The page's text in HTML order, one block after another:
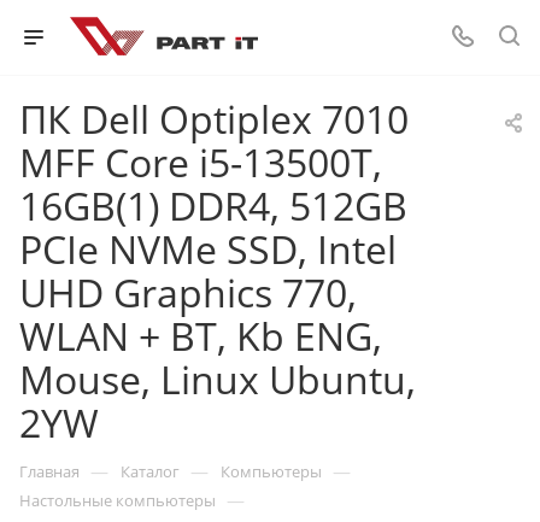
ПК Dell Optiplex 7010
MFF Core i5-13500T,
16GB(1) DDR4, 512GB
PCIe NVMe SSD, Intel
UHD Graphics 770,
WLAN + BT, Kb ENG,
Mouse, Linux Ubuntu,
2YW
Главная — Каталог — Компьютеры —
Настольные компьютеры —